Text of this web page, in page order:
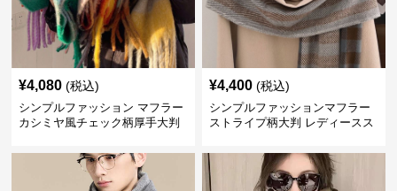
¥4,080 (税込)
シンプルファッション マフラー
カシミヤ風チェック柄厚手大判
¥4,400 (税込)
シンプルファッションマフラー
ストライプ柄大判 レディースス